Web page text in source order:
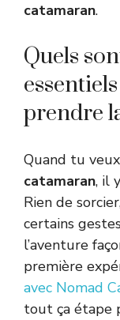
catamaran.
Quels
prendre
Quand tu
catamaran, il
Rien de
certains
l’aventure
première
avec Nomad
tout ça étape